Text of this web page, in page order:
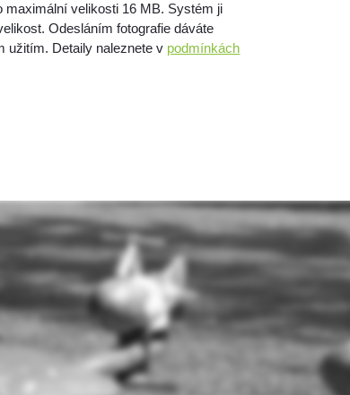
maximální velikosti 16 MB. Systém ji
Odesláním fotografie dáváte
užitím. Detaily naleznete v podmínkách